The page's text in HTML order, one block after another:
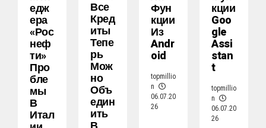
Едж
Ера
«Рос
Неф
Ти»
Про
Бле
Мы
В
Итал
Все
Кред
Иты
Тепе
Рь
Мож
Но
Объ
Един
Ить
Фун
Кции
Из
Andr
Oid
topmillio
n
06.07.20
26
Кции
Goo
Gle
Assi
Stan
T
topmillio
n
06.07.20
26